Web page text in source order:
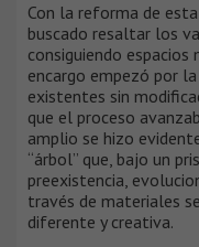
Con la reforma de
buscado resaltar los
consiguiendo espacios
encargo empezó por
existentes sin
que el proceso
amplio se hizo
“árbol” que, bajo un
preexistencia,
través de materiales
diferente y creativa.